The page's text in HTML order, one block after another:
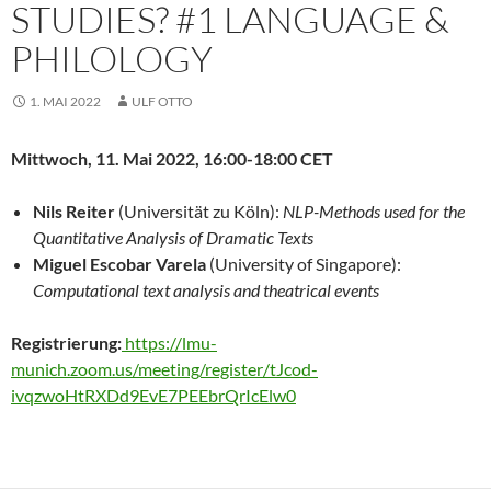
STUDIES? #1 LANGUAGE &
PHILOLOGY
1. MAI 2022 ULF OTTO
Mittwoch, 11. Mai 2022, 16:00-18:00 CET
Nils Reiter (Universität zu Köln): NLP-Methods used for the
Quantitative Analysis of Dramatic Texts
Miguel Escobar Varela (University of Singapore):
Computational text analysis and theatrical events
Registrierung: https://lmu-
munich.zoom.us/meeting/register/tJcod-
ivqzwoHtRXDd9EvE7PEEbrQrIcElw0